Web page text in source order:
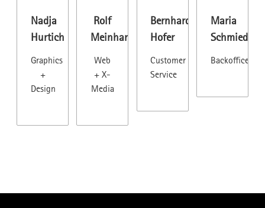
Nadja
Hurtich
Graphics
+
Design
Rolf
Meinhardt
Web
+ X-
Media
Bernhard
Hofer
Customer
Service
Maria
Schmied
Backoffice